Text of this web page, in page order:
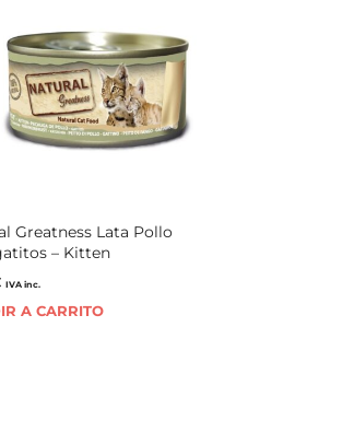
Greatness Lata Pollo
– Kitten
IVA inc.
A CARRITO